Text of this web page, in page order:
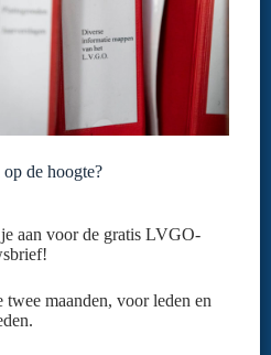
de hoogte?
aan voor de gratis LVGO-
twee maanden, voor leden en